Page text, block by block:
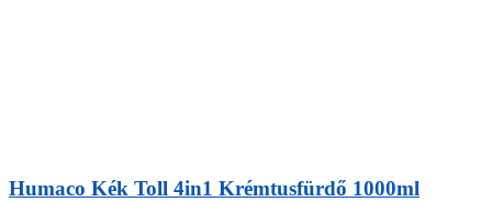
Humaco Kék Toll 4in1 Krémtusfürdő 1000ml